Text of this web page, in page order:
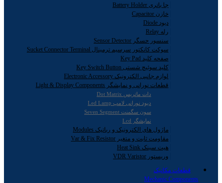
جا باتری Battery Holder
خازن Capacitor
دیود Diode
رله Relay
سنسور حسگر Sensor Detector
سوکت کانکتور سرسیم ترمینال Sucket Connector Terminal
صفحه کلید Key Pad
کلید سوئیچ شستی Key Switch Button
لوازم جانبی الکترونیک Electronic Accessory
قطعات نورانی و نمایشگر Light & Display Components
دات ماتریس Dot Matrix
دیود نورانی لامپ Led Lamp
سون سگمنت Seven Segment
نمایشگر Lcd
ماژول های الکترونیک و رباتیک Modules
مقاومت ثابت و متغیر Var & Fix Resistor
هیت سینک Heat Sink
وریستور VDR Varistor
قطعات مکانیک
Mechanic Components